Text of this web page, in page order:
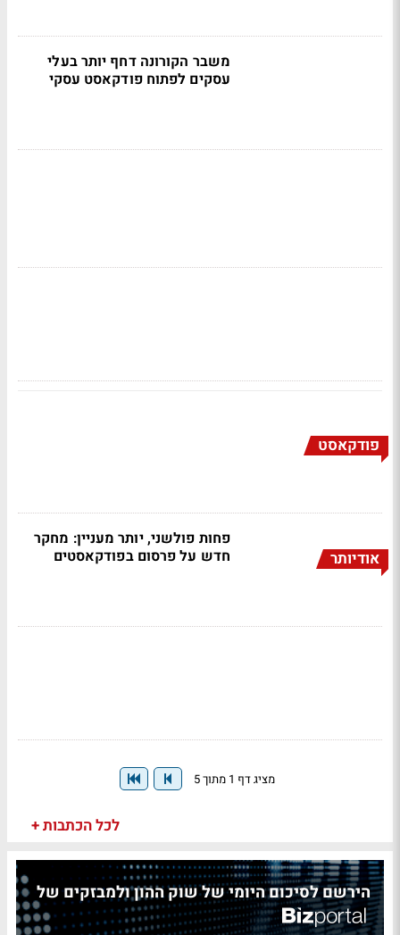
משבר הקורונה דחף יותר בעלי
עסקים לפתוח פודקאסט עסקי
פודקאסט
אודיותר
פחות פולשני, יותר מעניין: מחקר
חדש על פרסום בפודקאסטים
מציג דף 1 מתוך 5
לכל הכתבות +
הירשם לסיכום היומי של שוק ההון ולמבזקים של